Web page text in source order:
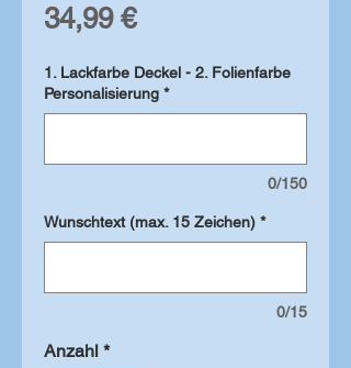
34,99 €Preis
1. Lackfarbe Deckel - 2. Folienfarbe
Personalisierung *
0/150
Wunschtext (max. 15 Zeichen) *
0/15
Anzahl *